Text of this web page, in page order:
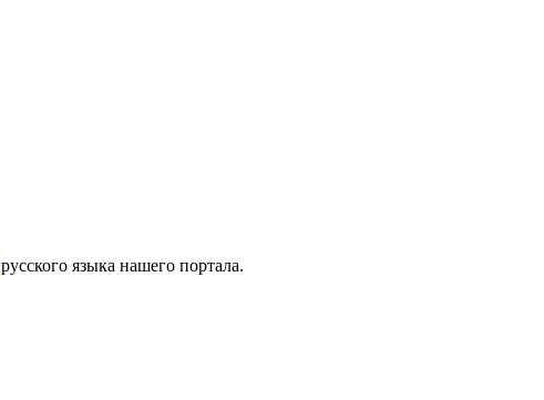
русского языка нашего портала.